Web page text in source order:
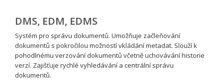
DMS, EDM, EDMS
Systém pro správu dokumentů. Umožňuje začleňování
dokumentů s pokročilou možností vkládání metadat. Slouží k
pohodlnému verzování dokumentů včetně uchovávání historie
verzí. Zajišťuje rychlé vyhledávání a centrální správu
dokumentů.